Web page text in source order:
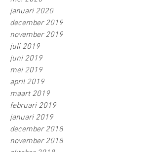
januari 2020
december 2019
november 2019
juli 2019
juni 2019
mei 2019
april 2019
maart 2019
februari 2019
januari 2019
december 2018
november 2018